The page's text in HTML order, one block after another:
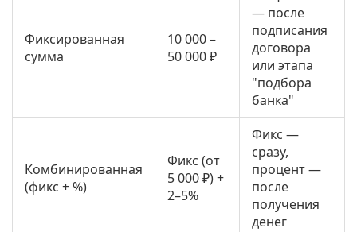
Фиксированная
сумма
10 000 –
50 000 ₽
— после
подписания
договора
или этапа
"подбора
банка"
Комбинированная
(фикс + %)
Фикс (от
5 000 ₽) +
2–5%
Фикс —
сразу,
процент —
после
получения
денег